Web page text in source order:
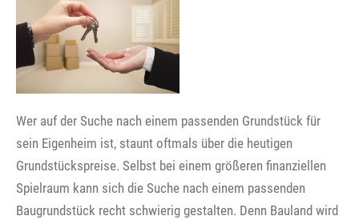
Wer auf der Suche nach einem passenden Grundstück für
sein Eigenheim ist, staunt oftmals über die heutigen
Grundstückspreise. Selbst bei einem größeren finanziellen
Spielraum kann sich die Suche nach einem passenden
Baugrundstück recht schwierig gestalten. Denn Bauland wird